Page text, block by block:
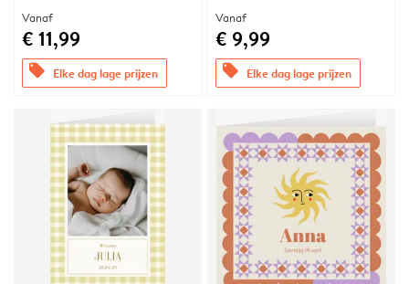
Vanaf
€ 11,99
offers Elke dag lage prijzen
Vanaf
€ 9,99
offers Elke dag lage prijzen